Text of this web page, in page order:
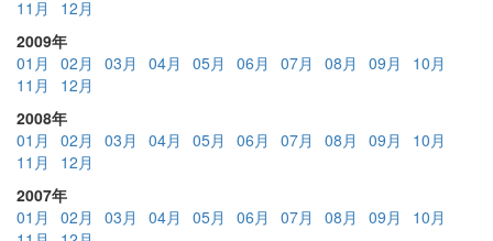
11月
12月
2009年
01月
02月 03月 04月 05月 06月 07月 08月 09月
10月
11月
12月
2008年
01月
02月 03月 04月 05月 06月 07月 08月 09月
10月
11月
12月
2007年
01月
02月 03月 04月 05月 06月 07月 08月 09月
10月